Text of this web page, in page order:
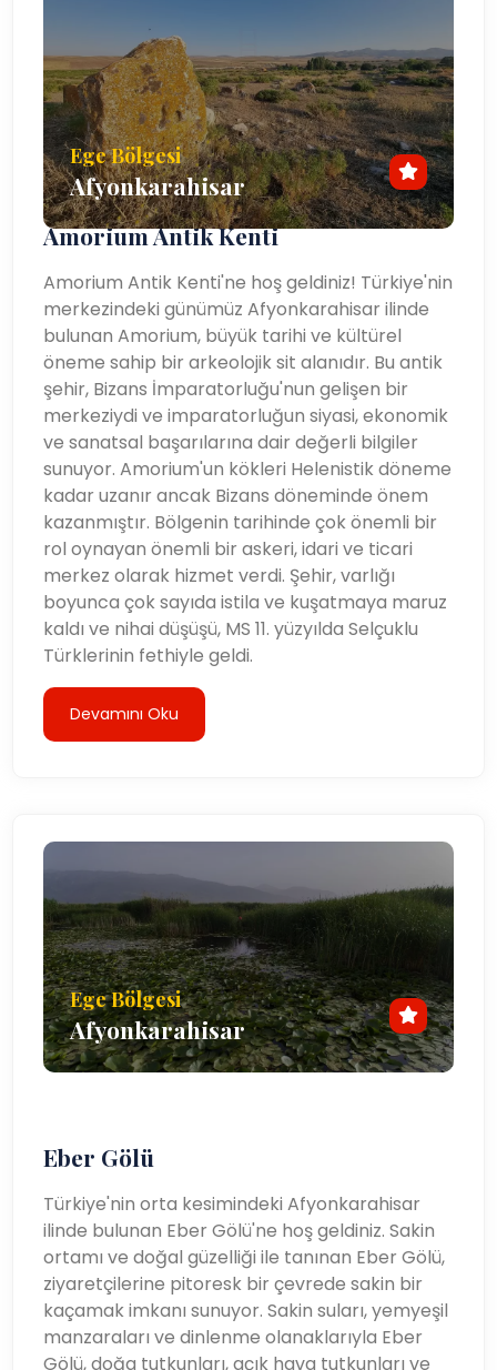
Ege Bölgesi
Afyonkarahisar
Amorium Antik Kenti
Amorium Antik Kenti'ne hoş geldiniz! Türkiye'nin
merkezindeki günümüz Afyonkarahisar ilinde
bulunan Amorium, büyük tarihi ve kültürel
öneme sahip bir arkeolojik sit alanıdır. Bu antik
şehir, Bizans İmparatorluğu'nun gelişen bir
merkeziydi ve imparatorluğun siyasi, ekonomik
ve sanatsal başarılarına dair değerli bilgiler
sunuyor. Amorium'un kökleri Helenistik döneme
kadar uzanır ancak Bizans döneminde önem
kazanmıştır. Bölgenin tarihinde çok önemli bir
rol oynayan önemli bir askeri, idari ve ticari
merkez olarak hizmet verdi. Şehir, varlığı
boyunca çok sayıda istila ve kuşatmaya maruz
kaldı ve nihai düşüşü, MS 11. yüzyılda Selçuklu
Türklerinin fethiyle geldi.
Devamını Oku
Ege Bölgesi
Afyonkarahisar
Eber Gölü
Türkiye'nin orta kesimindeki Afyonkarahisar
ilinde bulunan Eber Gölü'ne hoş geldiniz. Sakin
ortamı ve doğal güzelliği ile tanınan Eber Gölü,
ziyaretçilerine pitoresk bir çevrede sakin bir
kaçamak imkanı sunuyor. Sakin suları, yemyeşil
manzaraları ve dinlenme olanaklarıyla Eber
Gölü, doğa tutkunları, açık hava tutkunları ve